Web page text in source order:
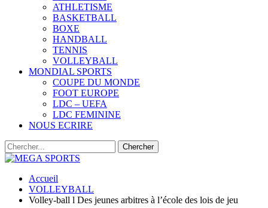
ATHLETISME
BASKETBALL
BOXE
HANDBALL
TENNIS
VOLLEYBALL
MONDIAL SPORTS
COUPE DU MONDE
FOOT EUROPE
LDC – UEFA
LDC FEMININE
NOUS ECRIRE
Accueil
VOLLEYBALL
Volley-ball l Des jeunes arbitres à l’école des lois de jeu